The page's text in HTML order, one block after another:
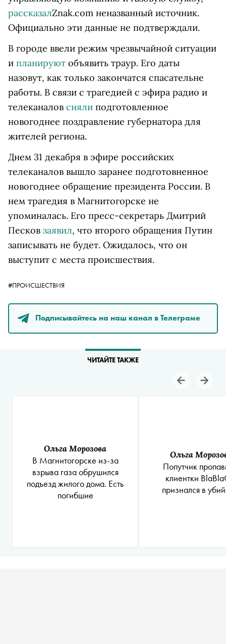
рассказалZnak.com неназванный источник.
Официально эти данные не подтверждали.
В городе ввели режим чрезвычайной ситуации
и планируют объявить траур. Его даты
назовут, как только закончатся спасательне
работы. В связи с трагедией с эфира радио и
телеканалов сняли подготовленное
новогоднее поздравление губернатора для
жителей региона.
Днем 31 декабря в эфире российских
телеканалов вышло заранее подготовненное
новогоднее обращение президента России. В
нем трагедия в Магнитогорске не
упоминалась. Его пресс-секретарь Дмитрий
Песков заявил, что второго обращения Путин
записывать не будет. Ожидалось, что он
выступит с места происшествия.
#ПРОИСШЕСТВИЯ
Подписывайтесь на наш канал в Телеграме
ЧИТАЙТЕ ТАКЖЕ
Ольга Морозова
В Магнитогорске из-за
взрыва газа обрушился
подъезд жилого дома. Есть
погибшие
Ольга
Попутчик
клиентки
признался в